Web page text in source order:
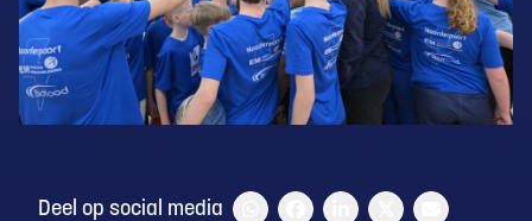
Deel op social media